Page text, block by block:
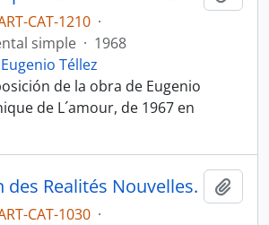
CAT-1210 ·
simple · 1968
Téllez
de la obra de Eugenio
de L´amour, de 1967 en
des Realités Nouvelles.
CAT-1030 ·